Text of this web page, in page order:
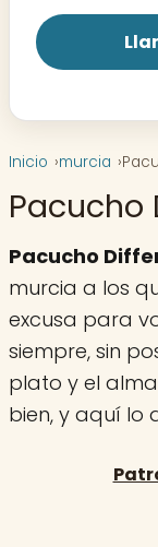
Inicio murcia
Pacucho
Pacucho
murcia a los
excusa para
siempre, sin
plato y el
bien, y aquí lo